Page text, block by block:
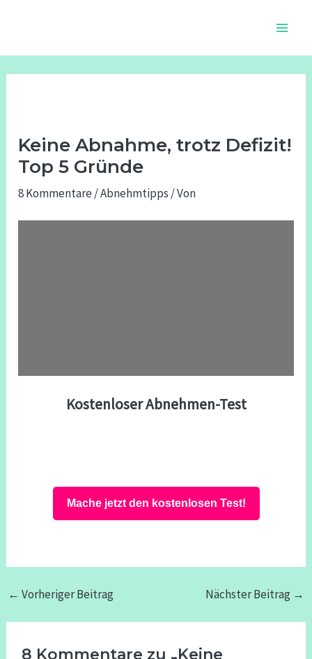
Keine Abnahme, trotz Defizit!
Top 5 Gründe
8 Kommentare /Abnehmtipps / Von
Kostenloser Abnehmen-Test
Mache jetzt den kostenlosen Test!
← Vorheriger Beitrag Nächster Beitrag →
8 Kommentare zu „Keine